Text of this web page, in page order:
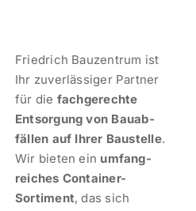
Friedrich Bauzentrum ist
Ihr zuver­läs­siger Partner
für die fachge­rechte
Entsorgung von Bauab­
fällen auf Ihrer Baustelle.
Wir bieten ein umfang­
reiches Container-
Sortiment, das sich